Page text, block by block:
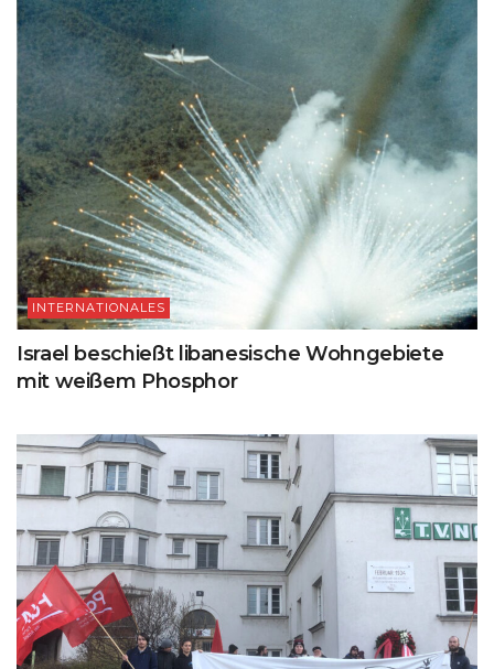
INTERNATIONALES
Israel beschießt libanesische Wohngebiete
mit weißem Phosphor